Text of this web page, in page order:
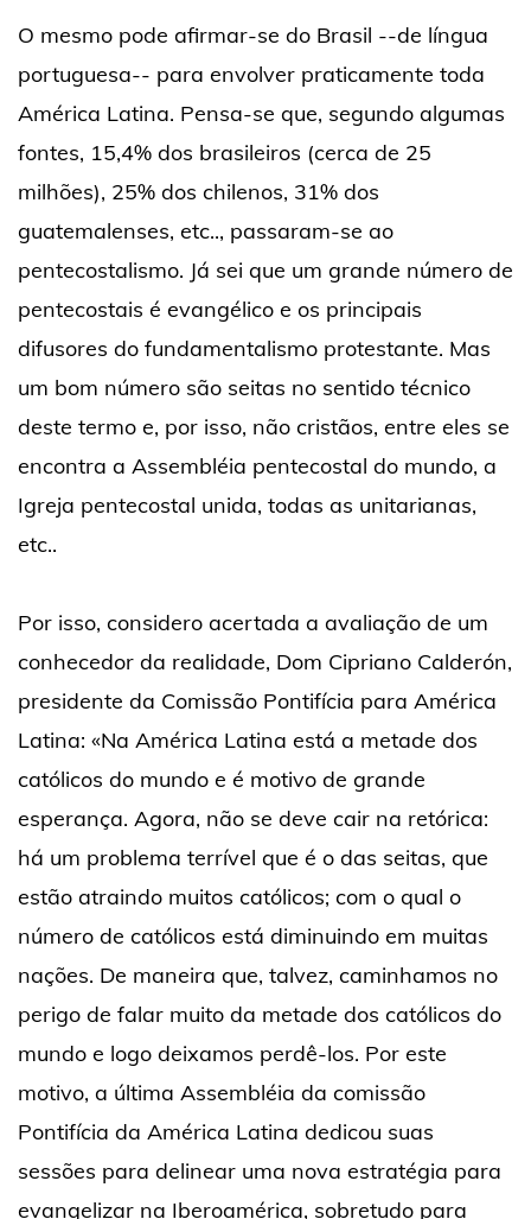
O mesmo pode afirmar-se do Brasil --de língua
portuguesa-- para envolver praticamente toda
América Latina. Pensa-se que, segundo algumas
fontes, 15,4% dos brasileiros (cerca de 25
milhões), 25% dos chilenos, 31% dos
guatemalenses, etc.., passaram-se ao
pentecostalismo. Já sei que um grande número de
pentecostais é evangélico e os principais
difusores do fundamentalismo protestante. Mas
um bom número são seitas no sentido técnico
deste termo e, por isso, não cristãos, entre eles se
encontra a Assembléia pentecostal do mundo, a
Igreja pentecostal unida, todas as unitarianas,
etc..
Por isso, considero acertada a avaliação de um
conhecedor da realidade, Dom Cipriano Calderón,
presidente da Comissão Pontifícia para América
Latina: «Na América Latina está a metade dos
católicos do mundo e é motivo de grande
esperança. Agora, não se deve cair na retórica:
há um problema terrível que é o das seitas, que
estão atraindo muitos católicos; com o qual o
número de católicos está diminuindo em muitas
nações. De maneira que, talvez, caminhamos no
perigo de falar muito da metade dos católicos do
mundo e logo deixamos perdê-los. Por este
motivo, a última Assembléia da comissão
Pontifícia da América Latina dedicou suas
sessões para delinear uma nova estratégia para
evangelizar na Iberoamérica, sobretudo para